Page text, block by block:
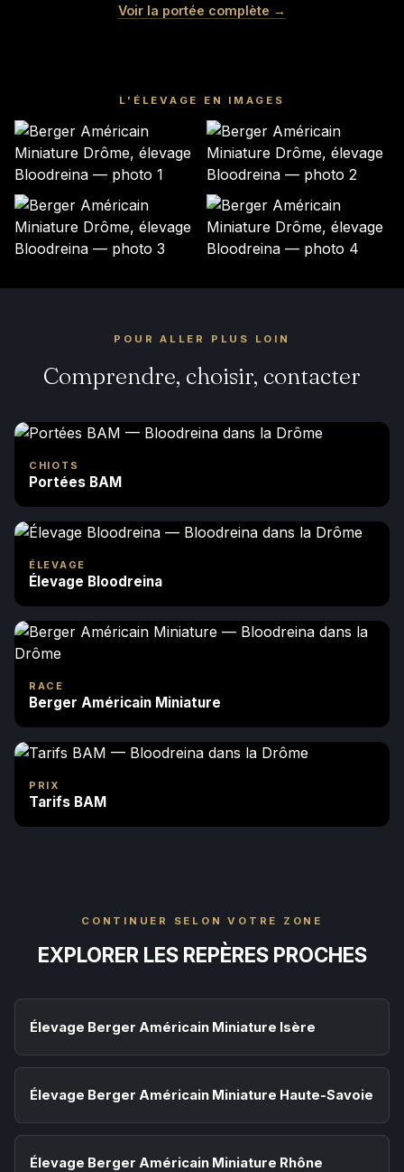
Mâle · bleu merle
LINK
Voir la portée complète →
L'ÉLEVAGE EN IMAGES
POUR ALLER PLUS LOIN
Comprendre, choisir, contacter
CHIOTS
Portées BAM
ÉLEVAGE
Élevage Bloodreina
RACE
Berger Américain Miniature
PRIX
Tarifs BAM
CONTINUER SELON VOTRE ZONE
EXPLORER LES REPÈRES PROCHES
Élevage Berger Américain Miniature Isère
Élevage Berger Américain Miniature Haute-Savoie
Élevage Berger Américain Miniature Rhône